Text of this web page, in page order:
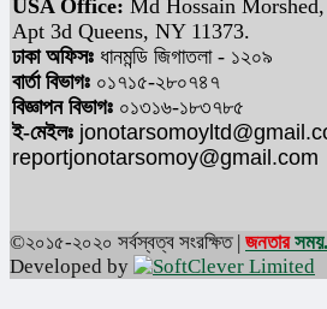
USA Office: Md Hossain
Apt 3d Queens, NY 11373.
ঢাকা অফিসঃ ধানমন্ডি জিগাতলা - ১২০৯
বার্তা বিভাগঃ ০১৭১৫-২৮০৭৪৭
বিজ্ঞাপন বিভাগঃ ০১৩১৬-১৮৩৭৮৫
ই-মেইলঃ
reportjonotarsomoy@gmail.com
©২০১৫-২০২০ সর্বস্বত্ব সংরক্ষিত | জনতার সময়
Developed by